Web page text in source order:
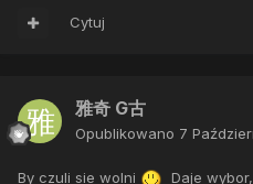
Cytuj
雅奇 G古
Opublikowano 7
By czuli sie wolni
Daje